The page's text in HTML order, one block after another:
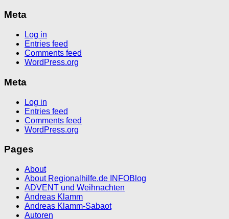
Meta
Log in
Entries feed
Comments feed
WordPress.org
Meta
Log in
Entries feed
Comments feed
WordPress.org
Pages
About
About Regionalhilfe.de INFOBlog
ADVENT und Weihnachten
Andreas Klamm
Andreas Klamm-Sabaot
Autoren